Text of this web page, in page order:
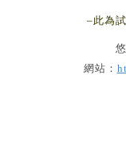
–此為
網站：